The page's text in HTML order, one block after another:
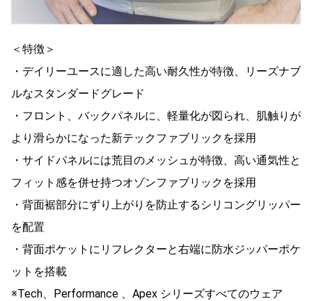
＜特徴＞
・デイリーユースに適した高い耐久性が特徴、リーズナブ
ルなスタンダードグレード
・フロント、バックパネルに、軽量化が図られ、肌触りが
より滑らかになった新テックファブリックを採用
・サイドパネルには荒目のメッシュが特徴、高い通気性と
フィット感を併せ持つオゾンファブリックを採用
・背面裾部分にずり上がりを防止するシリコングリッパー
を配置
・背面ポケットにリフレクターと右端に防水ジッパーポケ
ットを搭載
※Tech、Performance 、Apex シリーズすべてのウェア